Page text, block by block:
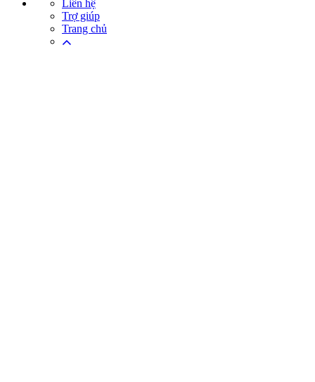
Liên hệ
Trợ giúp
Trang chủ